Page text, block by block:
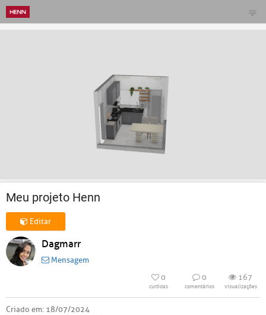
Meu projeto Henn
Editar
Dagmarr
Mensagem
0
curtidas
0
comentários
167
visualizações
Criado em: 18/07/2024